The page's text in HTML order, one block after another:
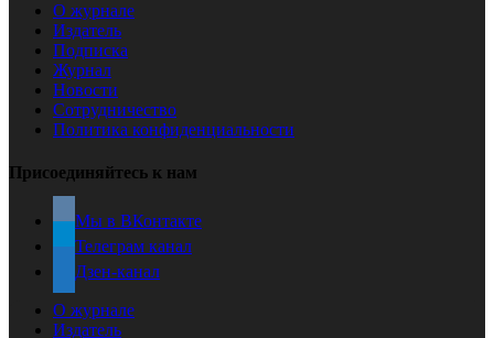
О журнале
Издатель
Подписка
Журнал
Новости
Сотрудничество
Политика конфиденциальности
Присоединяйтесь к нам
Мы в ВКонтакте
Телеграм канал
Дзен-канал
О журнале
Издатель